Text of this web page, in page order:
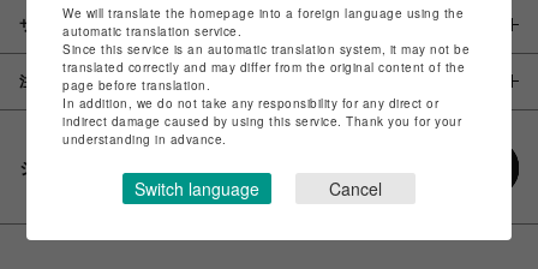
サイズ
注意事項
シェアする
We will translate the homepage into a foreign language using the
automatic translation service.
Since this service is an automatic translation system, it may not be
translated correctly and may differ from the original content of the
page before translation.
In addition, we do not take any responsibility for any direct or
indirect damage caused by using this service. Thank you for your
understanding in advance.
Switch language Cancel